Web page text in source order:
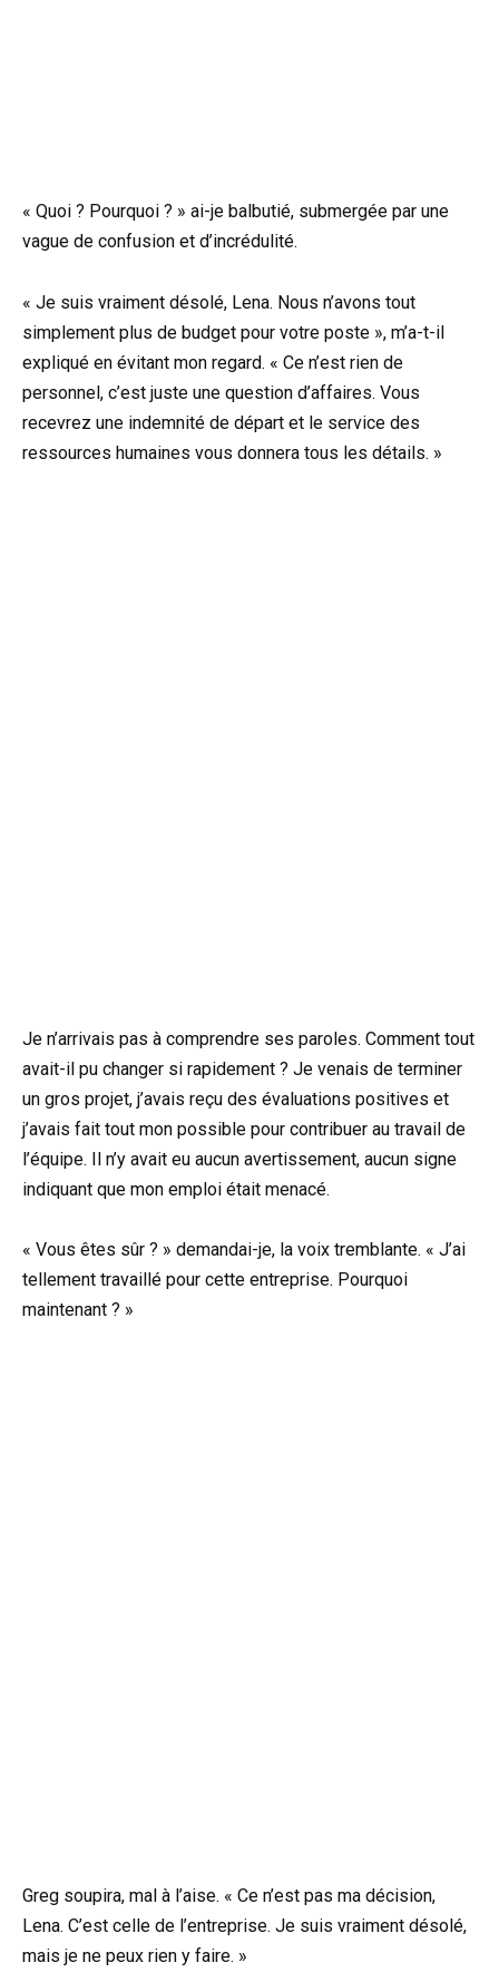
« Quoi ? Pourquoi ? » ai-je balbutié, submergée par une
vague de confusion et d’incrédulité.
« Je suis vraiment désolé, Lena. Nous n’avons tout
simplement plus de budget pour votre poste », m’a-t-il
expliqué en évitant mon regard. « Ce n’est rien de
personnel, c’est juste une question d’affaires. Vous
recevrez une indemnité de départ et le service des
ressources humaines vous donnera tous les détails. »
Je n’arrivais pas à comprendre ses paroles. Comment tout
avait-il pu changer si rapidement ? Je venais de terminer
un gros projet, j’avais reçu des évaluations positives et
j’avais fait tout mon possible pour contribuer au travail de
l’équipe. Il n’y avait eu aucun avertissement, aucun signe
indiquant que mon emploi était menacé.
« Vous êtes sûr ? » demandai-je, la voix tremblante. « J’ai
tellement travaillé pour cette entreprise. Pourquoi
maintenant ? »
Greg soupira, mal à l’aise. « Ce n’est pas ma décision,
Lena. C’est celle de l’entreprise. Je suis vraiment désolé,
mais je ne peux rien y faire. »